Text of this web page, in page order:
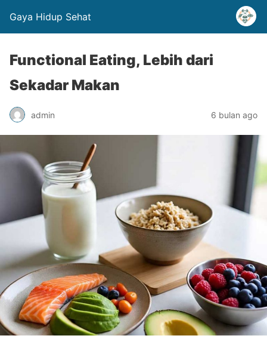
Gaya Hidup Sehat
Functional Eating, Lebih dari
Sekadar Makan
admin 6 bulan ago